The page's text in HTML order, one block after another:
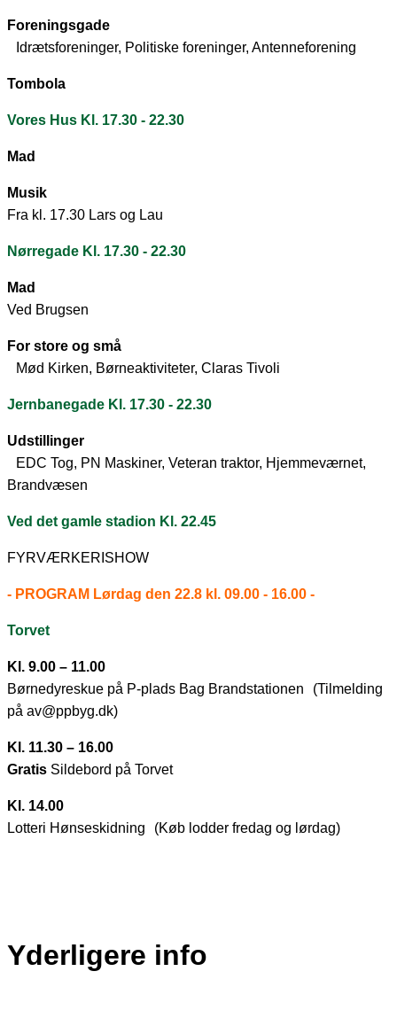
Foreningsgade
Idrætsforeninger, Politiske foreninger, Antenneforening
Tombola
Vores Hus Kl. 17.30 - 22.30
Mad
Musik
Fra kl. 17.30 Lars og Lau
Nørregade Kl. 17.30 - 22.30
Mad
Ved Brugsen
For store og små
Mød Kirken, Børneaktiviteter, Claras Tivoli
Jernbanegade Kl. 17.30 - 22.30
Udstillinger
EDC Tog, PN Maskiner, Veteran traktor, Hjemmeværnet,
Brandvæsen
Ved det gamle stadion Kl. 22.45
FYRVÆRKERISHOW
- PROGRAM Lørdag den 22.8 kl. 09.00 - 16.00 -
Torvet
Kl. 9.00 – 11.00
Børnedyreskue på P-plads Bag Brandstationen (Tilmelding
på av@ppbyg.dk)
Kl. 11.30 – 16.00
Gratis Sildebord på Torvet
Kl. 14.00
Lotteri Hønseskidning (Køb lodder fredag og lørdag)
Yderligere info